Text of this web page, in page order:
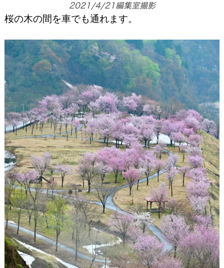
2021/4/21編集室撮影
桜の木の間を車でも通れます。